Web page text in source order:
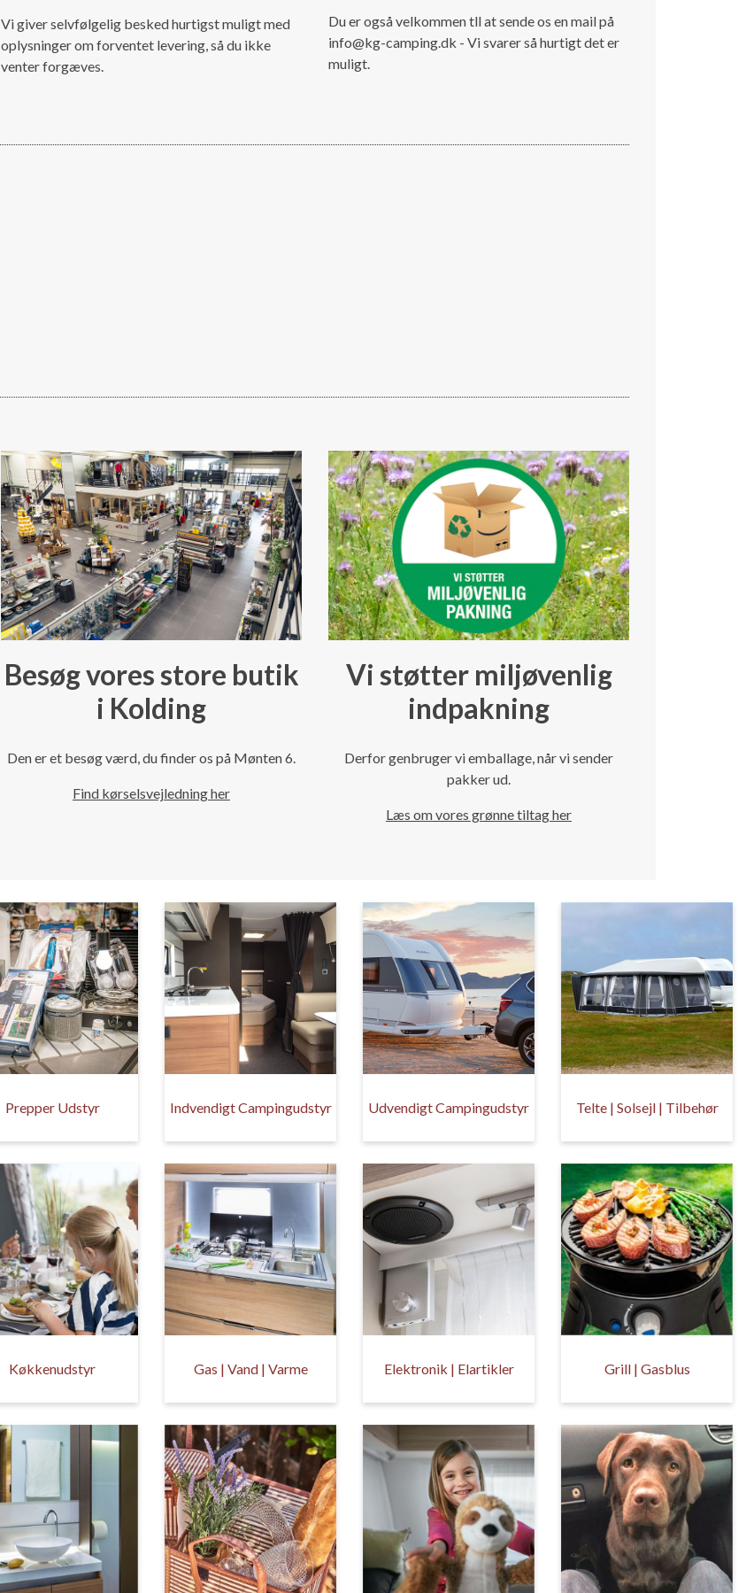
Vi giver selvfølgelig besked hurtigst muligt med
oplysninger om forventet levering, så du ikke
venter forgæves.
Du er også velkommen tll at sende os en mail på
info@kg-camping.dk - Vi svarer så hurtigt det er
muligt.
Besøg vores store butik
i Kolding
Den er et besøg værd, du finder os på Mønten 6.
Find kørselsvejledning her
Vi støtter miljøvenlig
indpakning
Derfor genbruger vi emballage, når vi sender
pakker ud.
Læs om vores grønne tiltag her
Prepper Udstyr Indvendigt Campingudstyr Udvendigt Campingudstyr Telte | Solsejl | Tilbehør
Køkkenudstyr Gas | Vand | Varme Elektronik | Elartikler Grill | Gasblus